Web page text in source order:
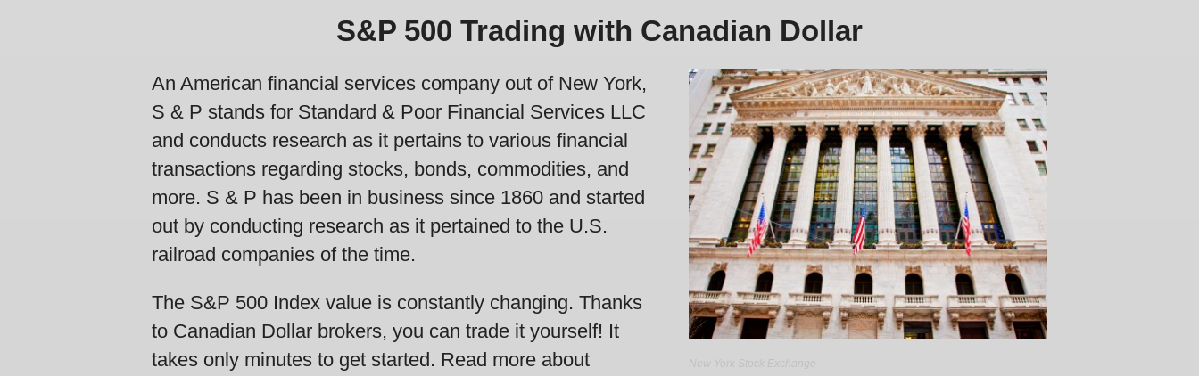
S&P 500 Trading with Canadian Dollar
An American financial services company out of New York,
S & P stands for Standard & Poor Financial Services LLC
and conducts research as it pertains to various financial
transactions regarding stocks, bonds, commodities, and
more. S & P has been in business since 1860 and started
out by conducting research as it pertained to the U.S.
railroad companies of the time.
The S&P 500 Index value is constantly changing. Thanks
to Canadian Dollar brokers, you can trade it yourself! It
takes only minutes to get started. Read more about